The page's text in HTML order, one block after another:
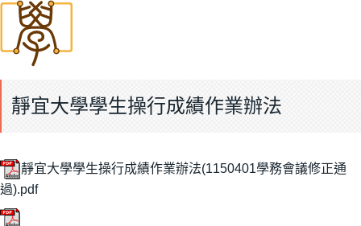
靜宜大學學生操行成績作業辦法
靜宜大學學生操行成績作業辦法(1150401學務會議修正通
過).pdf